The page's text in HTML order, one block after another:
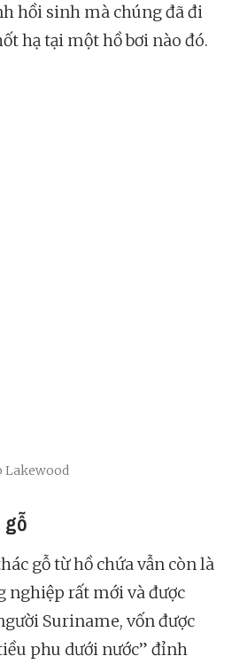
hồi sinh mà chúng đã đi
hạ tại một hồ bơi nào đó.
Lakewood
gỗ
gỗ từ hồ chứa vẫn còn là
nghiệp rất mới và được
Suriname, vốn được
phu dưới nước” đỉnh